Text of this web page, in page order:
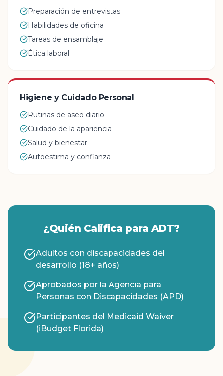
Preparación de entrevistas
Habilidades de oficina
Tareas de ensamblaje
Ética laboral
Higiene y Cuidado Personal
Rutinas de aseo diario
Cuidado de la apariencia
Salud y bienestar
Autoestima y confianza
¿Quién Califica para ADT?
Adultos con discapacidades del
desarrollo (18+ años)
Aprobados por la Agencia para
Personas con Discapacidades (APD)
Participantes del Medicaid Waiver
(iBudget Florida)